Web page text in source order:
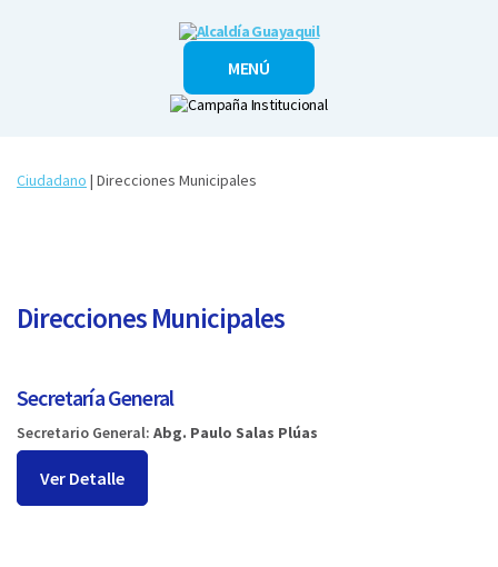
Alcaldía
GuayaquilMENÚ
Ciudadano | Direcciones Municipales
Direcciones Municipales
Secretaría General
Secretario General: Abg. Paulo Salas Plúas
Ver Detalle